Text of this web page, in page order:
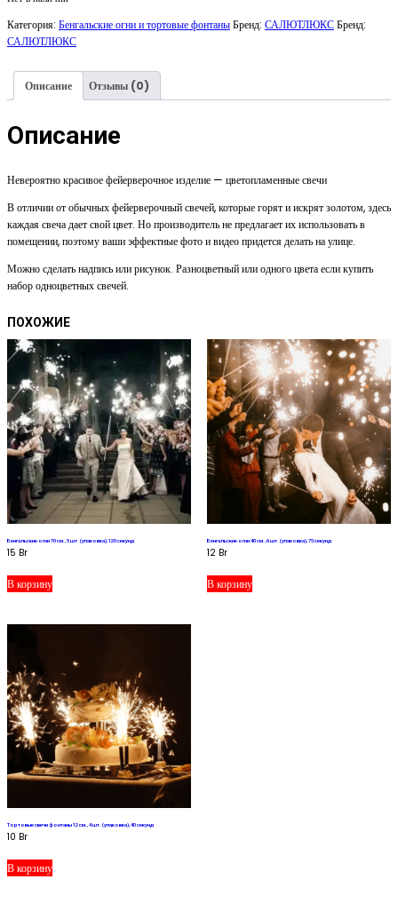
Категория: Бенгальские огни и тортовые фонтаныБренд: САЛЮТЛЮКСБренд:
САЛЮТЛЮКС
Описание Отзывы (0)
Описание
Невероятно красивое фейерверочное изделие — цветопламенные свечи
В отличии от обычных фейерверочный свечей, которые горят и искрят золотом, здесь
каждая свеча дает свой цвет. Но производитель не предлагает их использовать в
помещении, поэтому ваши эффектные фото и видео придется делать на улице.
Можно сделать надпись или рисунок. Разноцветный или одного цвета если купить
набор одноцветных свечей.
ПОХОЖИЕ
Бенгальские огни 70 см., 5 шт. (упаковка), 120 секунд
15 Br
В корзину
Бенгальские огни 40 см., 6 шт. (упаковка), 75 секунд
12 Br
В корзину
Тортовые свечи фонтаны 12 см., 4 шт. (упаковка), 40 секунд
10 Br
В корзину